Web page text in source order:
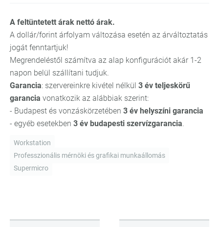
A feltüntetett árak nettó árak.
A dollár/forint árfolyam változása esetén az árváltoztatás
jogát fenntartjuk!
Megrendeléstől számítva az alap konfigurációt akár 1-2
napon belül szállítani tudjuk.
Garancia: szervereinkre kivétel nélkül 3 év teljeskörű
garancia vonatkozik az alábbiak szerint:
- Budapest és vonzáskörzetében 3 év helyszíni garancia
- egyéb esetekben 3 év budapesti szervízgarancia.
Workstation
Professzionális mérnöki és grafikai munkaállomás
Supermicro